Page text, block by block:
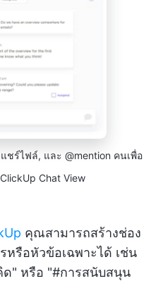
ชร์ไฟล์, และ @mention คนเพื่อ
Chat View
คุณสามารถสร้างช่อง
หรือหัวข้อเฉพาะได้ เช่น
" หรือ "#การสนับสนุน